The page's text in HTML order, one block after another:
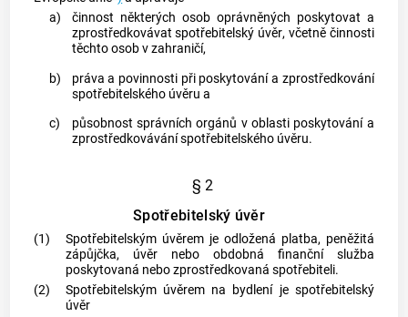
a)
činnost některých osob oprávněných poskytovat a
zprostředkovávatspotřebitelský úvěr, včetně činnosti
těchto osob v zahraničí,
b)
práva a povinnosti při poskytování a zprostředkování
spotřebitelského úvěru a
c)
působnost správních orgánů v oblasti poskytování a
zprostředkováváníspotřebitelského úvěru.
§ 2
Spotřebitelský úvěr
(1) Spotřebitelským úvěremje odložená platba, peněžitá
zápůjčka, úvěr nebo obdobná finanční služba
poskytovaná nebo zprostředkovaná spotřebiteli.
(2)
Spotřebitelským úvěrem na bydlení je spotřebitelský
úvěr